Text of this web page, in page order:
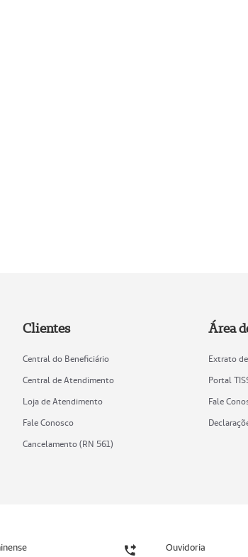
Clientes
Central do Beneficiário
Central de Atendimento
Loja de Atendimento
Fale Conosco
Cancelamento (RN 561)
Área
Extrato
Portal
Fale
Ouvidoria